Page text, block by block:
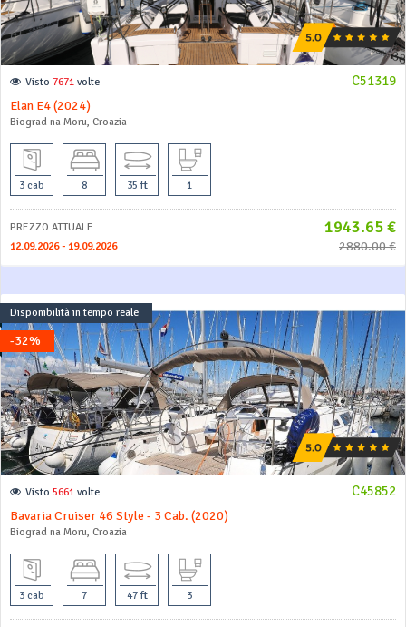
C51319
Visto 7671 volte
Elan E4 (2024)
Biograd na Moru, Croazia
3 cab 8 35 ft 1
PREZZO ATTUALE 1943.65 €
12.09.2026 - 19.09.2026 2880.00 €
-32%
Disponibilità in tempo reale
C45852
Visto 5661 volte
Bavaria Cruiser 46 Style - 3 Cab. (2020)
Biograd na Moru, Croazia
3 cab 7 47 ft 3